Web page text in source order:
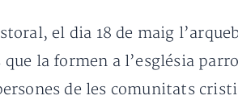
el dia 18 de maig
la formen a l’església
de les comunitats